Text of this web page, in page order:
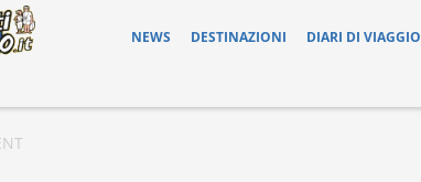
NEWS DESTINAZIONI DIARI DI VIAGGIO